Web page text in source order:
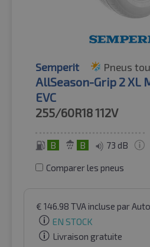
Semperit Pneus
AllSeason-Grip 2 XL
EVC
255/60R18112V
B B 73 dB
Comparer les pneus
€ 146.98 TVA incluse par
EN STOCK
Livraison gratuite